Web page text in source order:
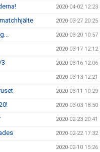
2020-04-02 12:23
2020-03-27 20:25
2020-03-20 10:57
2020-03-17 12:12
2020-03-16 12:06
2020-03-13 12:21
2020-03-11 10:29
2020-03-03 18:50
2020-02-23 20:41
2020-02-22 17:32
2020-02-10 15:26